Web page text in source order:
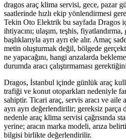
dragos araç klima servisi, gece, pazar
saatlerinde hızlı ekip yönlendirmesi
Tekin Oto Elektrik bu sayfada Dragos
ihtiyacını; ulaşım, teşhis,
başlıklarıyla ayrı ayrı ele alır. Amaç
metin oluşturmak değil, bölgede
ne yapacağını, hangi arızalarda
durumda aracı çalıştırmaması
Dragos, İstanbul içinde günlük araç
trafiği ve konut otoparkları nedeniyle
sahiptir. Ticari araç, servis aracı ve aile
ayrı ayrı değerlendirilir; gereksiz parça
nedenle araç klima servisi çağrısında
yerine; aracın marka modeli, arıza
bilgisi birlikte değerlendirilir.